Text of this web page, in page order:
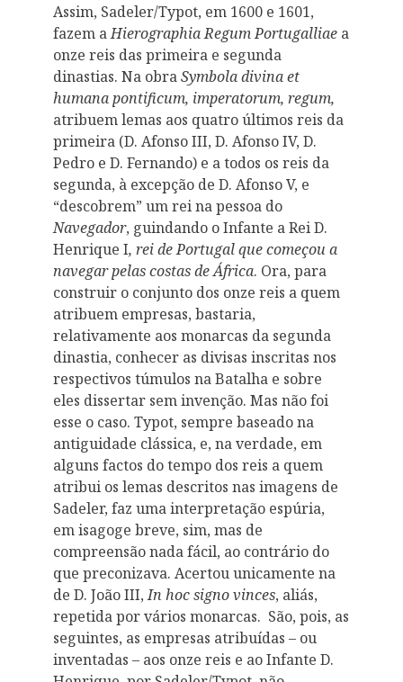
Assim, Sadeler/Typot, em 1600 e 1601,
fazem a Hierographia Regum Portugalliae a
onze reis das primeira e segunda
dinastias. Na obraSymbola divina et
humana pontificum, imperatorum, regum,
atribuem lemas aos quatro últimos reis da
primeira (D. Afonso III, D. Afonso IV, D.
Pedro e D. Fernando) e a todos os reis da
segunda, à excepção de D. Afonso V, e
“descobrem” um rei na pessoa do
Navegador, guindando o Infante a Rei D.
Henrique I, rei de Portugal que começou a
navegar pelas costas de África. Ora, para
construir o conjunto dos onze reis a quem
atribuem empresas, bastaria,
relativamente aos monarcas da segunda
dinastia, conhecer as divisas inscritas nos
respectivos túmulos na Batalha e sobre
eles dissertar sem invenção. Mas não foi
esse o caso. Typot, sempre baseado na
antiguidade clássica, e, na verdade, em
alguns factos do tempo dos reis a quem
atribui os lemas descritos nas imagens de
Sadeler, faz uma interpretação espúria,
em isagoge breve, sim, mas de
compreensão nada fácil, ao contrário do
que preconizava. Acertou unicamente na
de D. João III, In hoc signo vinces, aliás,
repetida por vários monarcas. São, pois, as
seguintes, as empresas atribuídas – ou
inventadas – aos onze reis e ao Infante D.